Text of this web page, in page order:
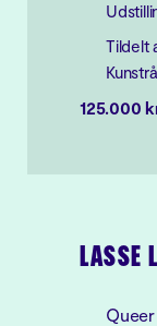
Tildelt
125.000
LASSE